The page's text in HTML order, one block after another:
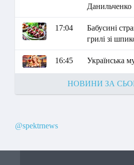
Данильченко
17:04
Бабусині
грилі зі
16:45 Українська
НОВИНИ ЗА
@spektrnews